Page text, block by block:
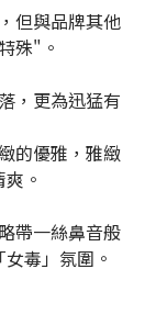
但與品牌其他
殊"。
，更為迅猛有
的優雅，雅緻
。
帶一絲鼻音般
毒」氛圍。